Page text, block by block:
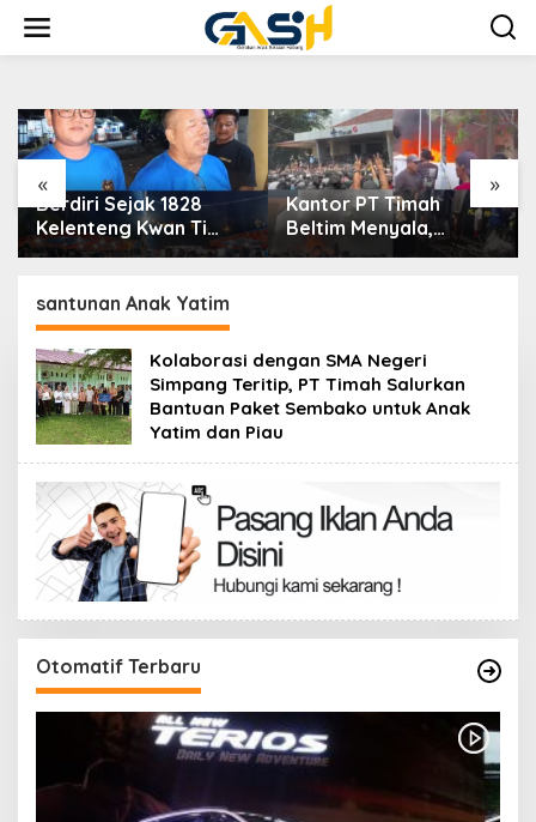
konten
« »
Ti
Kantor PT Timah
Beltim Menyala,
Ribuan Penambang
Jangan Tutup Mata
Dekranasda
Selatan Gelar
Video
santunan Anak Yatim
Kolaborasi dengan SMA Negeri
Simpang Teritip, PT Timah Salurkan
Bantuan Paket Sembako untuk Anak
Yatim dan Piau
Otomatif Terbaru